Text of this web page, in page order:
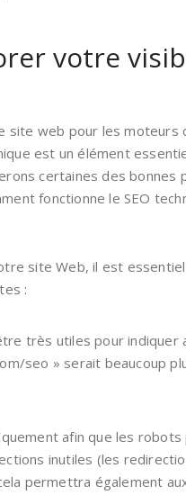
votre
site web pour les moteurs
est un élément
certaines des bonnes
fonctionne le SEO
site Web, il est
:
très utiles pour indiquer
seo » serait beaucoup
afin que les robots
inutiles (les
permettra également